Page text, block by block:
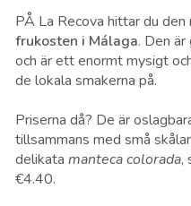
PÅ La Recova hittar du
frukosten i Málaga. Den
och är ett enormt mysigt
de lokala smakerna på.
Priserna då? De är
tillsammans med små
delikata manteca colorada,
€4.40.